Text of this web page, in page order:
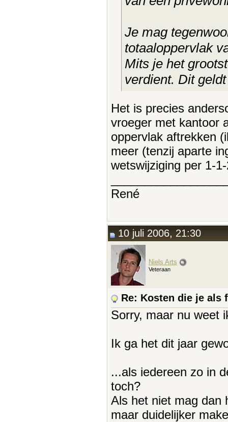
Je mag
totaaloppervlak
Mits je het
verdient. Dit
Het is precies
vroeger met kantoor
oppervlak aftrekken
meer (tenzij aparte
wetswijziging per 1-
René
10 juli 2006, 21:30
Niels Arts
Veteraan
Re: Kosten die je als
Sorry, maar nu weet
Ik ga het dit jaar
...als iedereen zo in
toch?
Als het niet mag dan
maar duidelijker